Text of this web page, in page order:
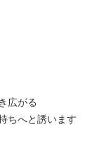
広がる
ちへと誘います